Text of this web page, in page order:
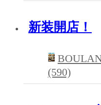
新装開店！
(590)